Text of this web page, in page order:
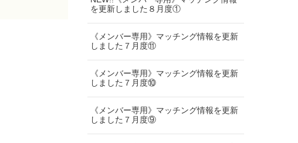
を更新しました８月度①
《メンバー専用》マッチング情報を更新
しました７月度⑪
《メンバー専用》マッチング情報を更新
しました７月度⑩
《メンバー専用》マッチング情報を更新
しました７月度⑨